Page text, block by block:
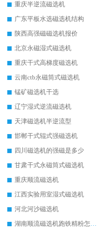
重庆半逆流磁选机
广东平板水选磁选机结构
陕西高强磁磁选机报价
北京永磁湿式磁选机
重庆干式高梯度磁选机
云南ctb永磁筒式磁选机
锰矿磁选机干选
辽宁湿式逆流磁选机
天津磁选机半逆流型
邯郸干式辊式强磁选机
四川磁选机的强磁是多少
甘肃干式永磁筒式磁选机
重庆顺流磁选机
江西实验用室湿式磁选机
河北河沙磁选机
湖南顺流磁选机跑铁精粉怎么处理